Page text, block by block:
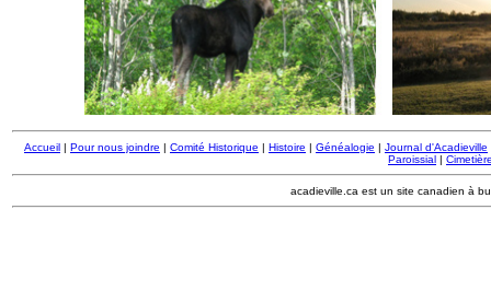
Accueil | Pour nous joindre | Comité Historique | Histoire | Généalogie | Journal d'Acadieville
Paroissial |
acadieville.ca est un site canadien à